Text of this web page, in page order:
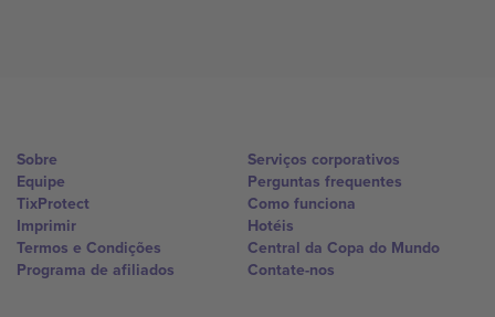
Sobre
Equipe
TixProtect
Imprimir
Termos e Condições
Programa de afiliados
Serviços corporativos
Perguntas frequentes
Como funciona
Hotéis
Central da Copa do Mundo
Contate-nos